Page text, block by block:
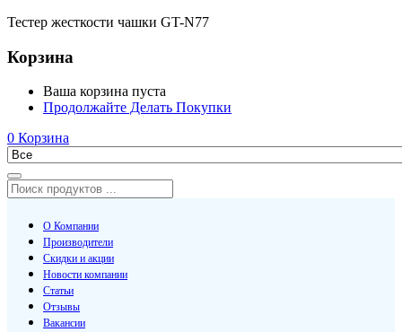
Тестер жесткости чашки GT-N77
Корзина
Ваша корзина пуста
Продолжайте Делать Покупки
0 Корзина
О Компании
Производители
Скидки и акции
Новости компании
Статьи
Отзывы
Вакансии